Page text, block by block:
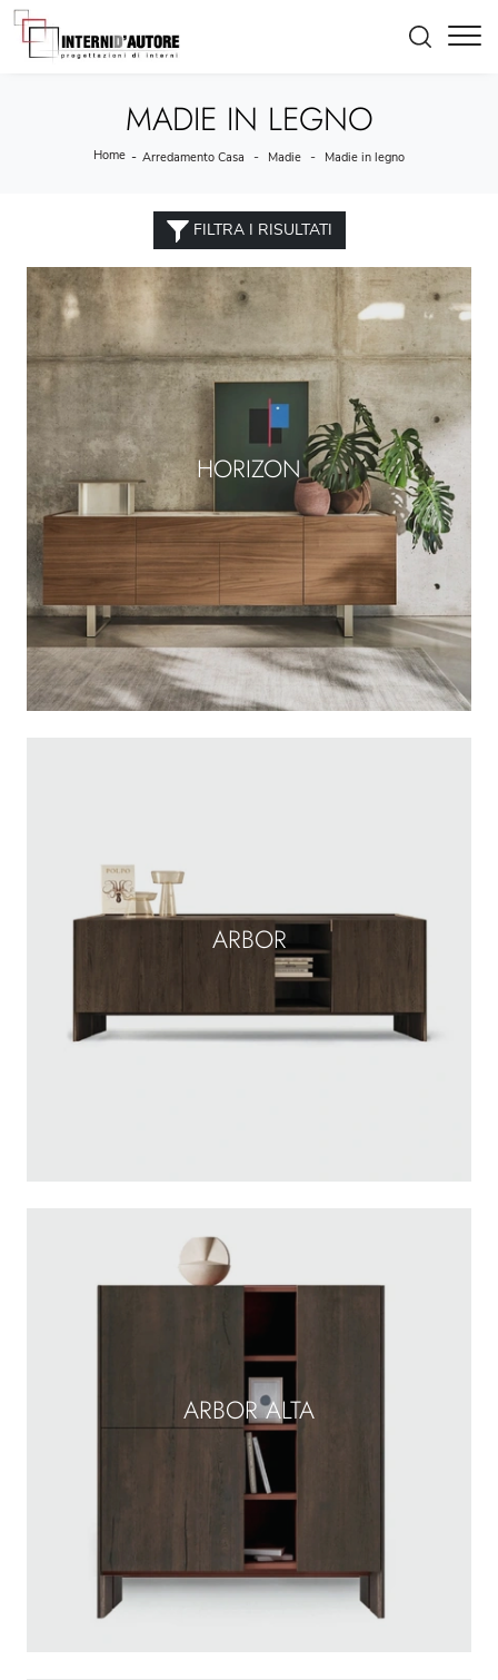
MADIE IN LEGNO
Home - Arredamento Casa - Madie - Madie in legno
FILTRA I RISULTATI
HORIZON
ARBOR
ARBOR ALTA